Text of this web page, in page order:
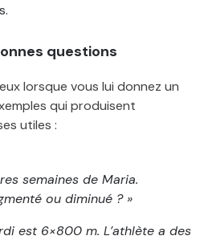
questions
lorsque vous lui donnez un
qui produisent
utiles :
semaines de Maria.
ou diminué ? »
est 6×800 m. L’athlète a des